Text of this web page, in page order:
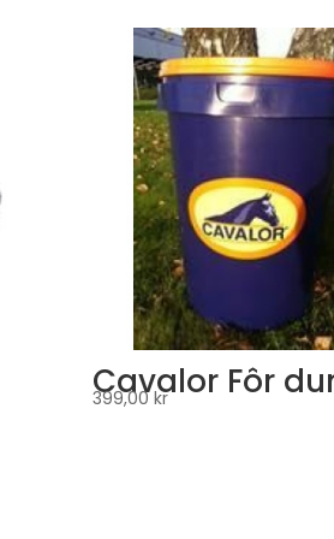
Cavalor Fôr
399,00kr